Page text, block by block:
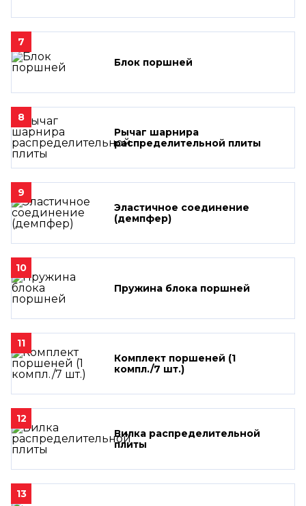
7
Блок поршней
8
Рычаг шарнира
распределительной плиты
9
Эластичное соединение
(демпфер)
10
Пружина блока поршней
11
Комплект поршеней (1
компл./7 шт.)
12
Вилка распределительной
плиты
13